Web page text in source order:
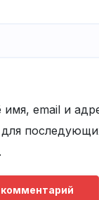
email и
для